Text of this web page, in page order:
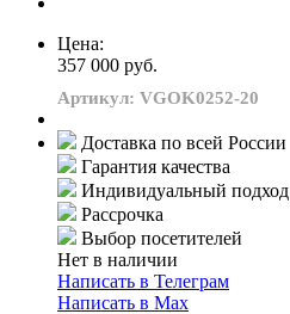
Цена:
357 000 руб.
Артикул: VGOK0252-20
Доставка по всей России
Гарантия качества
Индивидуальный подход
Рассрочка
Выбор посетителей
Нет в наличии
Написать в Телеграм
Написать в Мах